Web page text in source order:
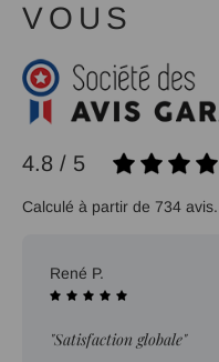
VOUS
4.8 / 5
Calculé à partir de 734 avis.
René P.
"Satisfaction globale"